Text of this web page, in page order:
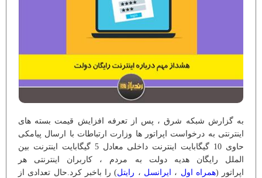
به گزارش شبکه شرق ، پس از تعرفه افزایش قیمت بسته های
اینترنتی به درخواست اپراتور ها وزارت ارتباطات با ارسال پیامکی
حاوی 10 گیگابایت اینترنت داخلی معادل 5 گیگابایت اینترنت بین
الملل رایگان هدیه دولت به مردم ، کاربران اینترنتی هر
اپراتور (همراه اول ، ایرانسل ، رایتل) را باخبر کرد.حال تعدادی از